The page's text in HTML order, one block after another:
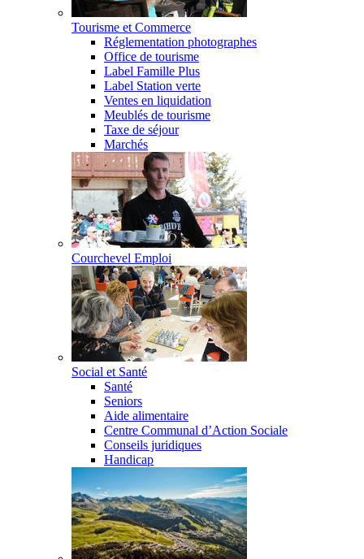
Tourisme et Commerce
Réglementation photographes
Office de tourisme
Label Famille Plus
Label Station verte
Ventes en liquidation
Meublés de tourisme
Taxe de séjour
Marchés
Courchevel Emploi
Social et Santé
Santé
Seniors
Aide alimentaire
Centre Communal d’Action Sociale
Conseils juridiques
Handicap